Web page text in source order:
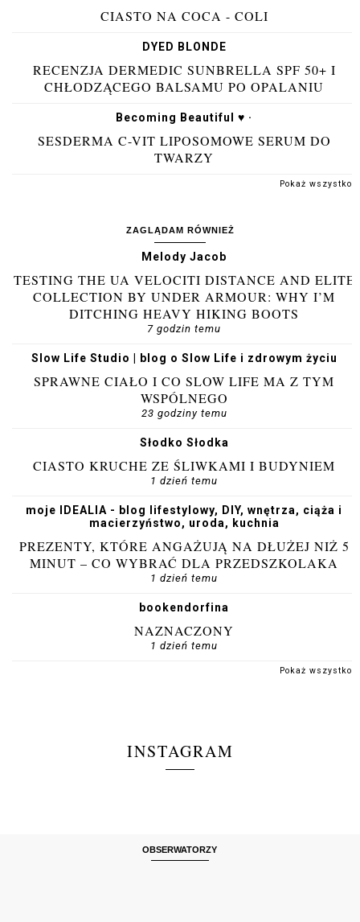
CIASTO NA COCA - COLI
DYED BLONDE
RECENZJA DERMEDIC SUNBRELLA SPF 50+ I
CHŁODZĄCEGO BALSAMU PO OPALANIU
Becoming Beautiful ♥ ·
SESDERMA C-VIT LIPOSOMOWE SERUM DO
TWARZY
Pokaż wszystko
ZAGLĄDAM RÓWNIEŻ
Melody Jacob
TESTING THE UA VELOCITI DISTANCE AND ELITE
COLLECTION BY UNDER ARMOUR: WHY I’M
DITCHING HEAVY HIKING BOOTS
7 godzin temu
Slow Life Studio | blog o Slow Life i zdrowym życiu
SPRAWNE CIAŁO I CO SLOW LIFE MA Z TYM
WSPÓLNEGO
23 godziny temu
Słodko Słodka
CIASTO KRUCHE ZE ŚLIWKAMI I BUDYNIEM
1 dzień temu
moje IDEALIA - blog lifestylowy, DIY, wnętrza, ciąża i
macierzyństwo, uroda, kuchnia
PREZENTY, KTÓRE ANGAŻUJĄ NA DŁUŻEJ NIŻ 5
MINUT – CO WYBRAĆ DLA PRZEDSZKOLAKA
1 dzień temu
bookendorfina
NAZNACZONY
1 dzień temu
Pokaż wszystko
INSTAGRAM
OBSERWATORZY